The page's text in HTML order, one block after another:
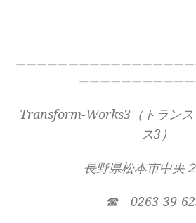
ーーーーーーーーーーーーーーーー
ーーーーーーーーーー
Transform-Works3（トラン
ス3）
長野県松本市中央
☎ 0263-39-